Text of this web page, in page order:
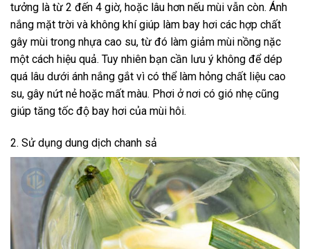
tưởng là từ 2 đến 4 giờ, hoặc lâu hơn nếu mùi vẫn còn. Ánh
nắng mặt trời và không khí giúp làm bay hơi các hợp chất
gây mùi trong nhựa cao su, từ đó làm giảm mùi nồng nặc
một cách hiệu quả. Tuy nhiên bạn cần lưu ý không để dép
quá lâu dưới ánh nắng gắt vì có thể làm hỏng chất liệu cao
su, gây nứt nẻ hoặc mất màu. Phơi ở nơi có gió nhẹ cũng
giúp tăng tốc độ bay hơi của mùi hôi.
2. Sử dụng dung dịch chanh sả